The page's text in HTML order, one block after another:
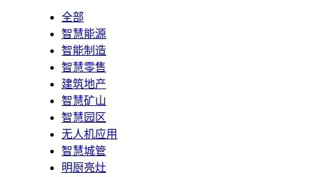
全部
智慧能源
智能制造
智慧零售
建筑地产
智慧矿山
智慧园区
无人机应用
智慧城管
明厨亮灶